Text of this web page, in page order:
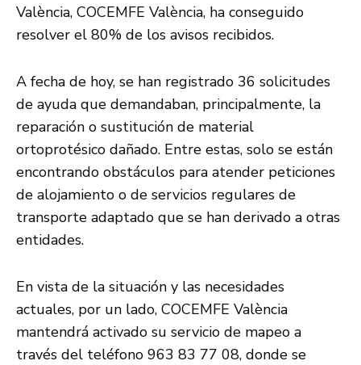
València, COCEMFE València, ha conseguido
resolver el 80% de los avisos recibidos.
A fecha de hoy, se han registrado 36 solicitudes
de ayuda que demandaban, principalmente, la
reparación o sustitución de material
ortoprotésico dañado. Entre estas, solo se están
encontrando obstáculos para atender peticiones
de alojamiento o de servicios regulares de
transporte adaptado que se han derivado a otras
entidades.
En vista de la situación y las necesidades
actuales, por un lado, COCEMFE València
mantendrá activado su servicio de mapeo a
través del teléfono 963 83 77 08, donde se